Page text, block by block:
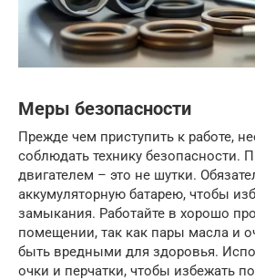
Меры безопасности
Прежде чем приступить к работе,
соблюдать технику безопасности.
двигателем – это не шутки.
аккумуляторную батарею, чтобы
замыкания. Работайте в хорошо
помещении, так как пары масла и
быть вредными для здоровья.
очки и перчатки, чтобы избежать